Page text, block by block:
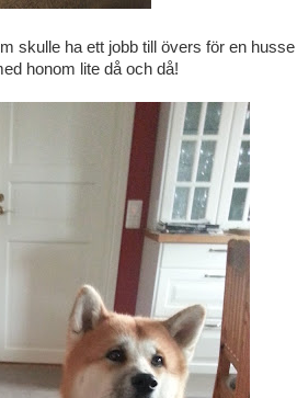
skulle ha ett jobb till övers för en husse
honom lite då och då!